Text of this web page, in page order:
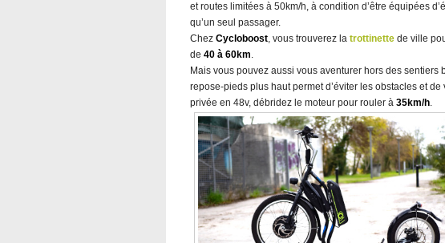
et routes limitées à 50km/h, à condition d’être équipées
qu’un seul passager.
Chez Cycloboost, vous trouverez la trottinette de ville
de 40 à 60km.
Mais vous pouvez aussi vous aventurer hors des sentiers
repose-pieds plus haut permet d’éviter les obstacles et
privée en 48v, débridez le moteur pour rouler à 35km/h.